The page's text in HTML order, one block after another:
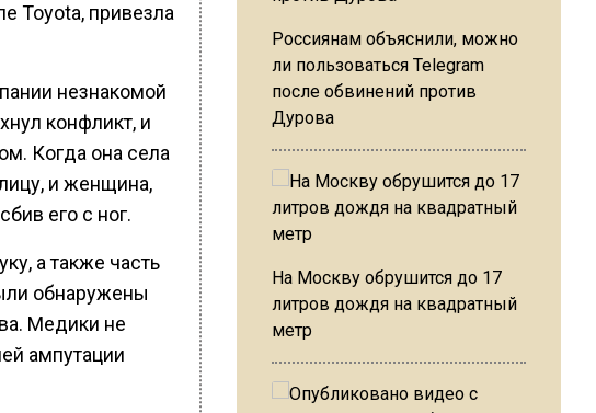
Toyota, привезла
незнакомой
конфликт, и
Когда она села
и женщина,
его с ног.
а также часть
обнаружены
Медики не
ампутации
Россиянам объяснили, можно
ли пользоваться Telegram
после обвинений против
Дурова
На Москву обрушится до 17
литров дождя на квадратный
метр